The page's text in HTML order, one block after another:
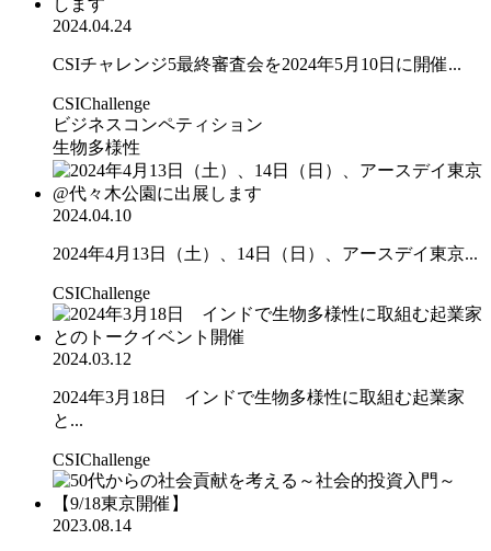
2024.04.24
CSIチャレンジ5最終審査会を2024年5月10日に開催...
CSIChallenge
ビジネスコンペティション
生物多様性
2024.04.10
2024年4月13日（土）、14日（日）、アースデイ東京...
CSIChallenge
2024.03.12
2024年3月18日 インドで生物多様性に取組む起業家
と...
CSIChallenge
2023.08.14